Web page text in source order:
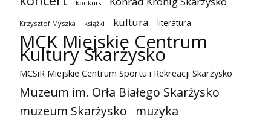
konkurs
Krzysztof Myszka książki kultura literatura
MCK Miejskie Centrum
Kultury Skarżysko
MCSiR Miejskie Centrum Sportu i Rekreacji Skarżysko
Muzeum im. Orła Białego Skarżysko
muzeum Skarżysko
muzyka